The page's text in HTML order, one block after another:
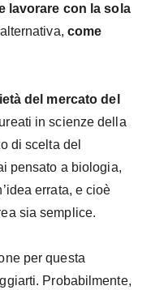
lavorare con la sola
come
del mercato del
in scienze della
di scelta del
pensato a biologia,
errata, e cioè
sia semplice.
per questa
Probabilmente,